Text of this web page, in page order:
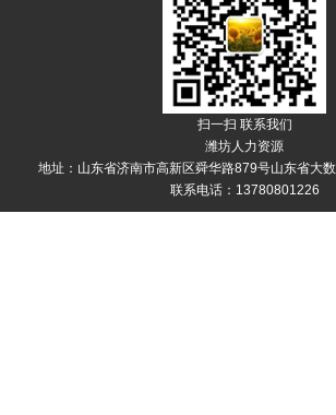
扫一扫 联系我们
潍坊人力资源
地址：山东省济南市高新区舜华路879号山东省大
联系电话：13780801226